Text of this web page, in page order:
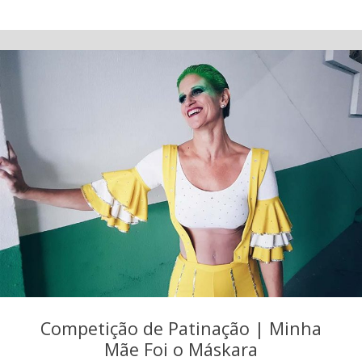
Competição de Patinação | Minha
Mãe Foi o Máskara